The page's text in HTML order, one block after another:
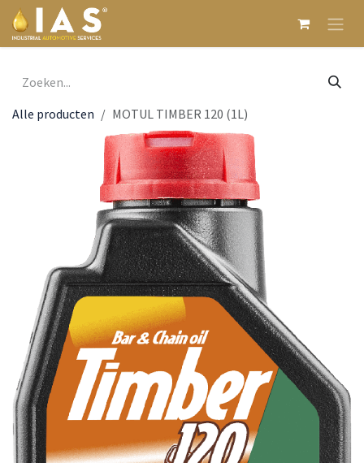
Overslaan naar inhoud
Alle producten MOTUL TIMBER 120 (1L)